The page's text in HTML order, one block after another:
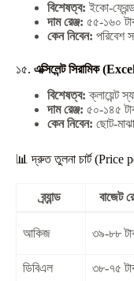
বিশেষত্ব: ইকো-
দাম রেঞ্জ: ৫৫-১৬০
কেন নিবেন: পরিবেশ
১৫. এক্সিলেন্ট সিরামিক
বিশেষত্ব: ক্লায়েন্ট
দাম রেঞ্জ: ৫০-১৪৫
কেন নিবেন: ছোট-
📊 দ্রুত তুলনা চার্ট (Price
ব্র্যান্ড বাজেট
আকিজ ৩৯-৮৮
ডিবিএল ৩৮-৭৫